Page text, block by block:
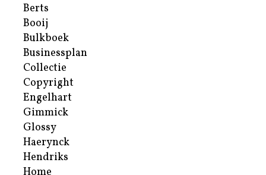
Berts
Booij
Bulkboek
Businessplan
Collectie
Copyright
Engelhart
Gimmick
Glossy
Haerynck
Hendriks